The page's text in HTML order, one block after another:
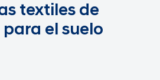
textiles de
el suelo